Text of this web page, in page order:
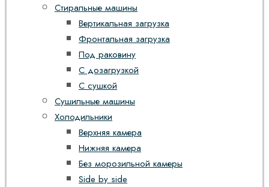
Стиральные машины
Вертикальная загрузка
Фронтальная загрузка
Под раковину
С дозагрузкой
С сушкой
Сушильные машины
Холодильники
Верхняя камера
Нижняя камера
Без морозильной камеры
Side by side